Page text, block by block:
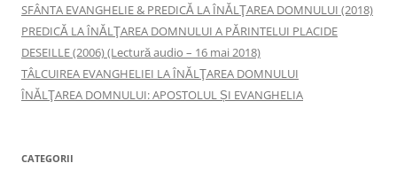
SFÂNTA EVANGHELIE & PREDICĂ LA ÎNĂLŢAREA DOMNULUI (2018)
PREDICĂ LA ÎNĂLŢAREA DOMNULUI A PĂRINTELUI PLACIDE
DESEILLE (2006) (Lectură audio – 16 mai 2018)
TÂLCUIREA EVANGHELIEI LA ÎNĂLŢAREA DOMNULUI
ÎNĂLŢAREA DOMNULUI: APOSTOLUL ȘI EVANGHELIA
CATEGORII